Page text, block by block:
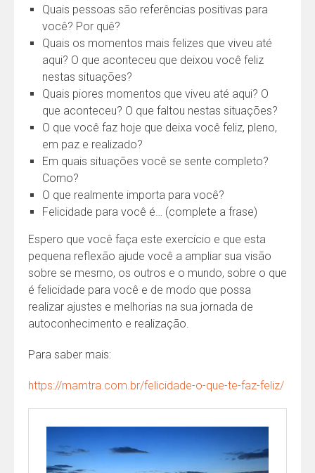
Quais pessoas são referências positivas para
você? Por quê?
Quais os momentos mais felizes que viveu até
aqui? O que aconteceu que deixou você feliz
nestas situações?
Quais piores momentos que viveu até aqui? O
que aconteceu? O que faltou nestas situações?
O que você faz hoje que deixa você feliz, pleno,
em paz e realizado?
Em quais situações você se sente completo?
Como?
O que realmente importa para você?
Felicidade para você é… (complete a frase)
Espero que você faça este exercício e que esta
pequena reflexão ajude você a ampliar sua visão
sobre se mesmo, os outros e o mundo, sobre o que
é felicidade para você e de modo que possa
realizar ajustes e melhorias na sua jornada de
autoconhecimento e realização.
Para saber mais:
https://mamtra.com.br/felicidade-o-que-te-faz-feliz/